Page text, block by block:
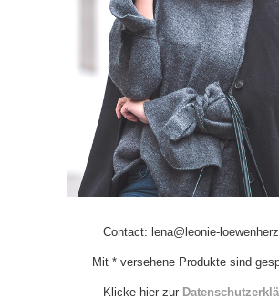
Contact: lena@leonie-
Mit * versehene Produkte sind
Klicke hier zur